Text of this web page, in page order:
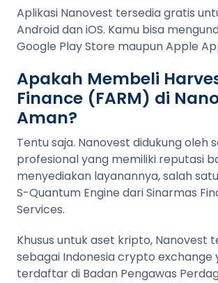
Aplikasi Nanovest tersedia gratis
Android dan iOS. Kamu bisa
Google Play Store maupun Apple
Apakah Membeli
Finance (FARM) di
Aman?
Tentu saja. Nanovest didukung oleh
profesional yang memiliki reputasi
menyediakan layanannya, salah
S-Quantum Engine dari Sinarmas
Services.
Khusus untuk aset kripto, Nanovest
sebagai Indonesia crypto exchange
terdaftar di Badan Pengawas